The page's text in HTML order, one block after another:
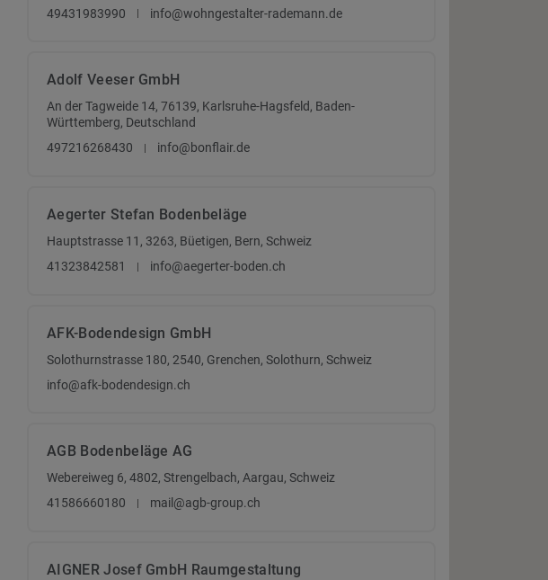
49431983990
info@wohngestalter-rademann.de
Adolf Veeser GmbH
An der Tagweide 14, 76139, Karlsruhe-Hagsfeld, Baden-
Württemberg, Deutschland
497216268430
info@bonflair.de
Aegerter Stefan Bodenbeläge
Hauptstrasse 11, 3263, Büetigen, Bern, Schweiz
41323842581
info@aegerter-boden.ch
AFK-Bodendesign GmbH
Solothurnstrasse 180, 2540, Grenchen, Solothurn, Schweiz
info@afk-bodendesign.ch
AGB Bodenbeläge AG
Webereiweg 6, 4802, Strengelbach, Aargau, Schweiz
41586660180
mail@agb-group.ch
AIGNER Josef GmbH Raumgestaltung